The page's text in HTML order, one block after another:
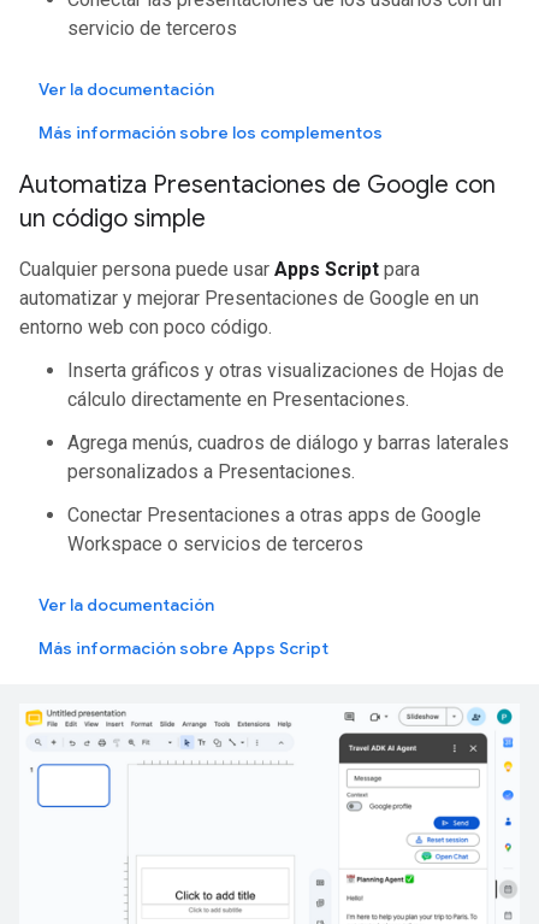
servicio de terceros
Ver la documentación
Más información sobre los complementos
Automatiza Presentaciones de Google con
un código simple
Cualquier persona puede usar Apps Script para
automatizar y mejorar Presentaciones de Google en un
entorno web con poco código.
Inserta gráficos y otras visualizaciones de Hojas de
cálculo directamente en Presentaciones.
Agrega menús, cuadros de diálogo y barras laterales
personalizados a Presentaciones.
Conectar Presentaciones a otras apps de Google
Workspace o servicios de terceros
Ver la documentación
Más información sobre Apps Script